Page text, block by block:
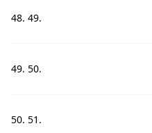
48. 49.
49. 50.
50. 51.